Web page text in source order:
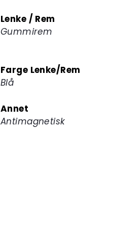
Lenke / Rem
Gummirem
Farge Lenke/Rem
Blå
Annet
Antimagnetisk